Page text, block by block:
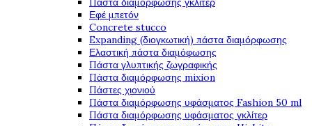
Εφέ μπετόν
Concrete stucco
Expanding (διογκωτική) πάστα διαμόρφωσης
Ελαστική πάστα διαμόφωσης
Πάστα γλυπτικής ζωγραφικής
Πάστα διαμόρφωσης mixion
Πάστες χιονιού
Πάστα διαμόρφωσης υφάσματος Fashion 50 ml
Πάστα διαμόρφωσης υφάσματος γκλίτερ